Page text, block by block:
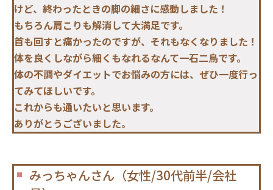
けど、終わったときの脚の細さに感動しました！
もちろん肩こりも解消して大満足です。
首も回すと痛かったのですが、それもなくなりました！
体を良くしながら細くもなれるなんて一石二鳥です。
体の不調やダイエットでお悩みの方には、ぜひ一度行っ
てみてほしいです。
これからも通いたいと思います。
ありがとうございました。
みっちゃんさん（女性/30代前半/会社